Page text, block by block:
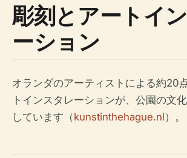
彫刻とアートイ
ーション
オランダのアーティストによる約20
トインスタレーションが、公園の文
しています（kunstinthehague.nl）。